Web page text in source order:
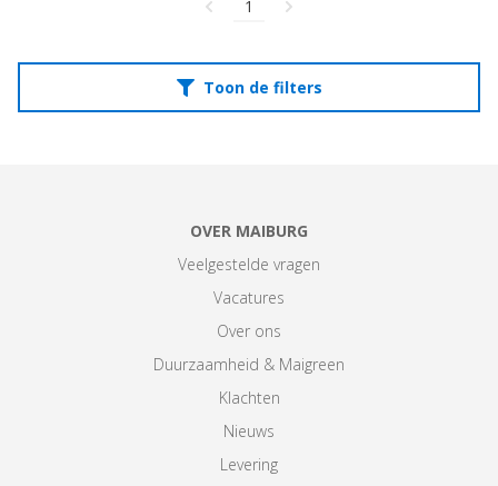
1
Toon de filters
OVER MAIBURG
Veelgestelde vragen
Vacatures
Over ons
Duurzaamheid & Maigreen
Klachten
Nieuws
Levering